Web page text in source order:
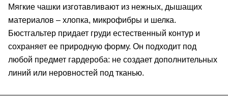
Мягкие чашки изготавливают из нежных, дышащих
материалов – хлопка, микрофибры и шелка.
Бюстгальтер придает груди естественный контур и
сохраняет ее природную форму. Он подходит под
любой предмет гардероба: не создает дополнительных
линий или неровностей под тканью.